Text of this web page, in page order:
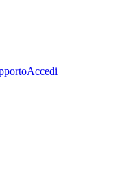
Accedi